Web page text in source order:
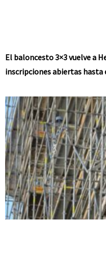
El baloncesto 3×3 vuelve a
inscripciones abiertas hasta